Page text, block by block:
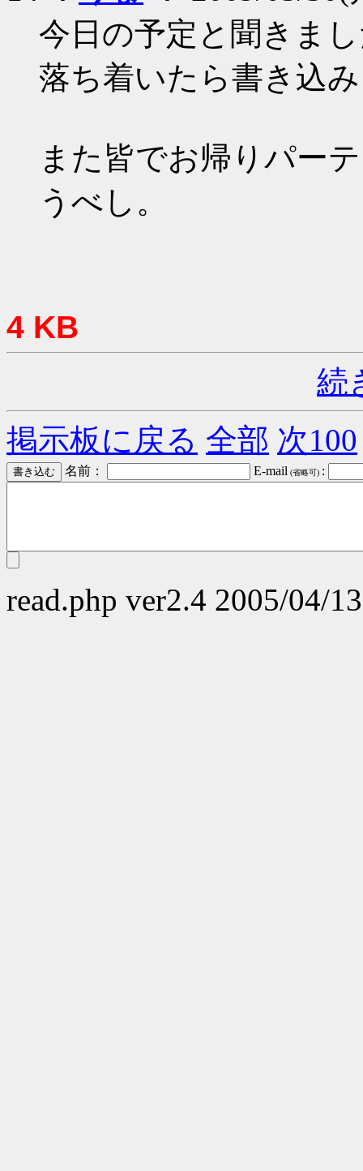
今日の予定と聞きま
落ち着いたら書き込
また皆でお帰りパー
うべし。
4 KB
続
掲示板に戻る 全部 次100
名前： E-mail (省略可) :
read.php ver2.4 2005/04/13